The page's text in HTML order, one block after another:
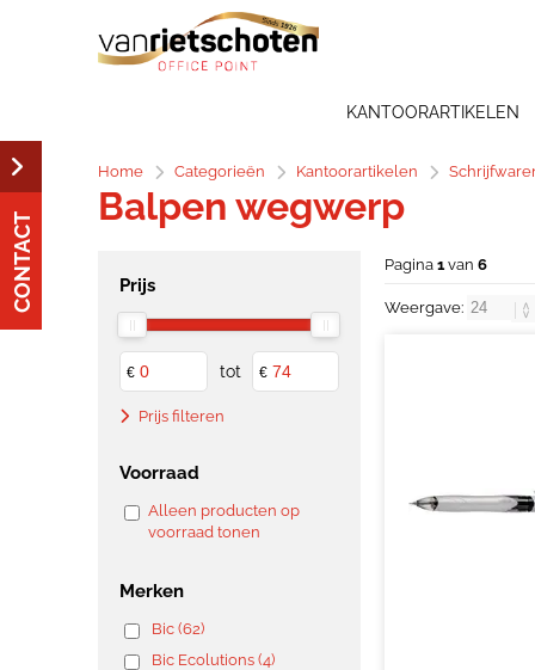
KANTOORARTIKELEN
Home Categorieën Kantoorartikelen
Balpen wegwerp
Prijs
€ tot €
Prijs filteren
Voorraad
Alleen producten op
voorraad tonen
Merken
Bic (62)
Bic Ecolutions (4)
Pagina 1van 6
Weergave:
CONTACT